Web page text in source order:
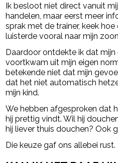
Ik besloot niet direct vanuit
handelen, maar eerst meer
sprak met de trainer, keek
luisterde vooral naar mijn
Daardoor ontdekte ik dat
voortkwam uit mijn eigen
betekende niet dat mijn
dat het niet automatisch
mijn kind.
We hebben afgesproken dat
hij prettig vindt. Wil hij
hij liever thuis douchen? Ook
Die keuze gaf ons allebei rust.